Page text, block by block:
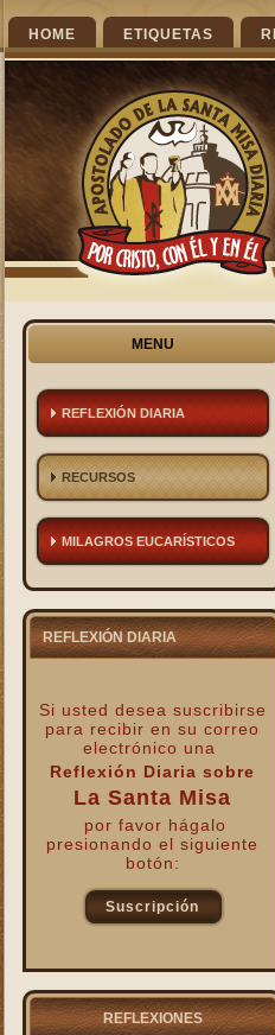
HOME ETIQUETAS
MENU
REFLEXIÓN DIARIA
RECURSOS
MILAGROS EUCARÍSTICOS
REFLEXIÓN DIARIA
Si usted desea suscribirse
para recibiren su correo
electrónico una
Reflexión Diaria sobre
La Santa Misa
por favor hágalo
presionando el siguiente
botón:
Suscripción
REFLEXIONES